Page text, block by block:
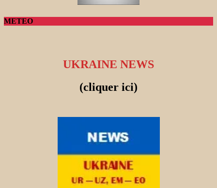
METEO
UKRAINE NEWS
(cliquer ici)